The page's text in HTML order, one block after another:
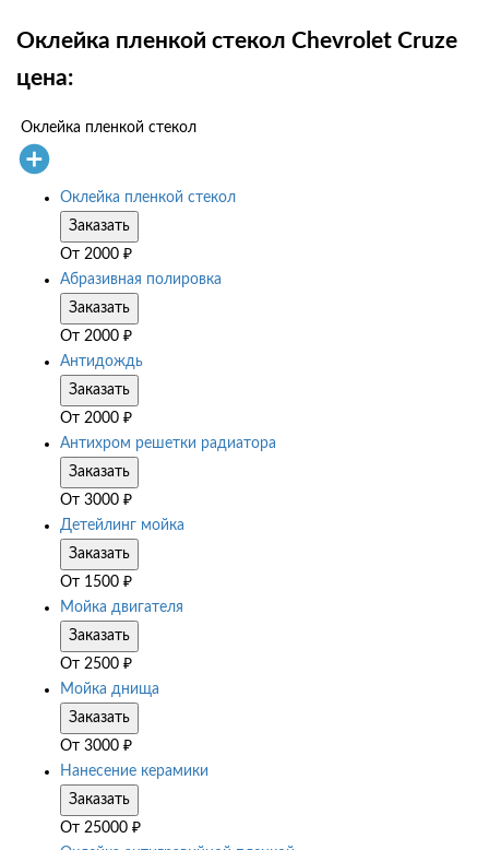
Оклейка пленкой стекол Chevrolet Cruze
цена:
Оклейка пленкой стекол
Оклейка пленкой стекол
Заказать
От 2000 ₽
Абразивная полировка
Заказать
От 2000 ₽
Антидождь
Заказать
От 2000 ₽
Антихром решетки радиатора
Заказать
От 3000 ₽
Детейлинг мойка
Заказать
От 1500 ₽
Мойка двигателя
Заказать
От 2500 ₽
Мойка днища
Заказать
От 3000 ₽
Нанесение керамики
Заказать
От 25000 ₽